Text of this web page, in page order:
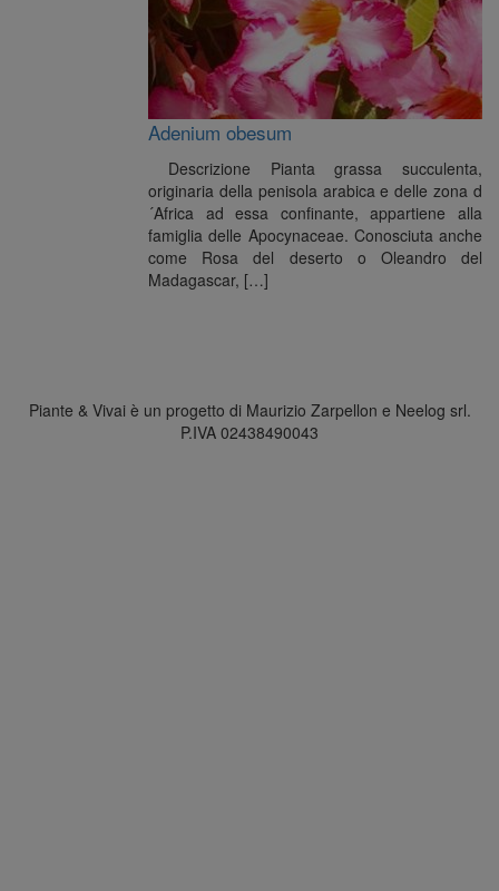
Adenium obesum
Descrizione Pianta grassa succulenta,
originaria della penisola arabica e delle zona d
´Africa ad essa confinante, appartiene alla
famiglia delle Apocynaceae. Conosciuta anche
come Rosa del deserto o Oleandro del
Madagascar, […]
Piante & Vivai è un progetto di Maurizio Zarpellon e Neelog srl.
P.IVA 02438490043